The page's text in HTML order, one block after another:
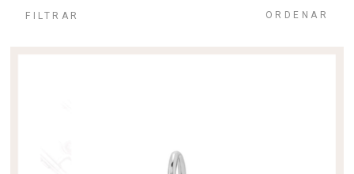
FILTRAR ORDENAR